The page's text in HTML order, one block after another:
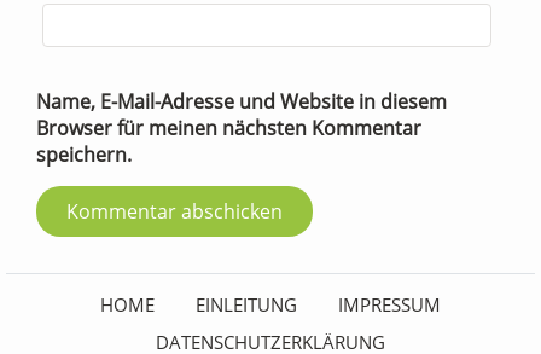
Name, E-Mail-Adresse und Website in diesem
Browser für meinen nächsten Kommentar
speichern.
HOME EINLEITUNG
IMPRESSUM
DATENSCHUTZERKLÄRUNG